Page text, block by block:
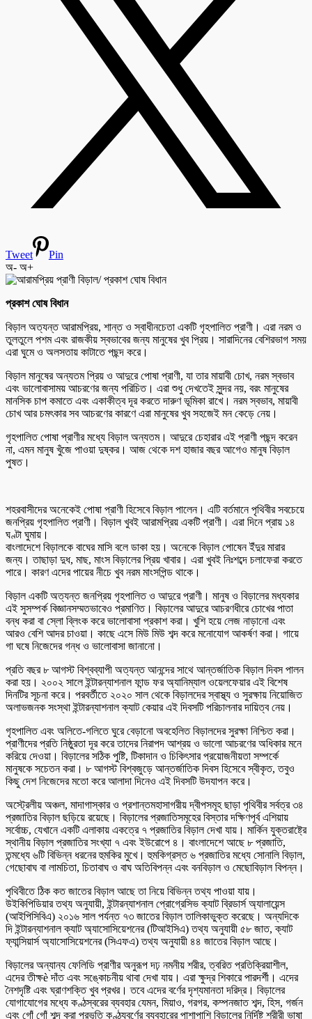
Tweet
Pin
অ- অ+
প্রকাশ ঘোষ বিধান
বিড়াল অত্যন্ত আরামপ্রিয়, শান্ত ও স্বাধীনচেতা একটি গৃহপালিত প্রাণী। এরা নরম ও
তুলতুলে পশম এবং রাজকীয় স্বভাবের জন্য মানুষের খুব প্রিয়। সারাদিনের বেশিরভাগ সময়
এরা ঘুমে ও অলসতায় কাটাতে পছন্দ করে।
বিড়াল মানুষের অন্যতম প্রিয় ও আদুরে পোষা প্রাণী, যা তার মায়াবী চোখ, নরম স্বভাব
এবং ভালোবাসাময় আচরণের জন্য পরিচিত। এরা শুধু দেখতেই সুন্দর নয়, বরং মানুষের
মানসিক চাপ কমাতে এবং একাকীত্ব দূর করতে দারুণ ভূমিকা রাখে। নরম স্বভাব, মায়াবী
চোখ আর চমৎকার সব আচরণের কারণে এরা মানুষের খুব সহজেই মন কেড়ে নেয়।
গৃহপালিত পোষা প্রাণীর মধ্যে বিড়াল অন্যতম। আদুরে চেহারার এই প্রাণী পছন্দ করেন
না, এমন মানুষ খুঁজে পাওয়া দুষ্কর। আজ থেকে দশ হাজার বছর আগেও মানুষ বিড়াল
পুষত।
শহরবাসীদের অনেকেই পোষা প্রাণী হিসেবে বিড়াল পালেন। এটি বর্তমানে পৃথিবীর সবচেয়ে
জনপ্রিয় গৃহপালিত প্রাণী। বিড়াল খুবই আরামপ্রিয় একটি প্রাণী। এরা দিনে প্রায় ১৪
ঘণ্টা ঘুমায়।
বাংলাদেশে বিড়ালকে বাঘের মাসি বলে ডাকা হয়। অনেকে বিড়াল পোষেন ইঁদুর মারার
জন্য। তাছাড়া দুধ, মাছ, মাংস বিড়ালের প্রিয় খাবার। এরা খুবই নিঃশব্দে চলাফেরা করতে
পারে। কারণ এদের পায়ের নীচে খুব নরম মাংসপিন্ড থাকে।
বিড়াল একটি অত্যন্ত জনপ্রিয় গৃহপালিত ও আদুরে প্রাণী। মানুষ ও বিড়ালের মধ্যকার
এই সুসম্পর্ক বিজ্ঞানসম্মতভাবেও প্রমাণিত। বিড়ালের আদুরে আচরণধীরে চোখের পাতা
বন্ধ করা বা স্লো ব্লিংক করে ভালোবাসা প্রকাশ করা। খুশি হয়ে লেজ নাড়ানো এবং
আরও বেশি আদর চাওয়া। কাছে এসে মিউ মিউ শব্দ করে মনোযোগ আকর্ষণ করা। গায়ে
গা ঘষে নিজেদের গন্ধ ও ভালোবাসা জানানো।
প্রতি বছর ৮ আগস্ট বিশ্বব্যাপী অত্যন্ত আনন্দের সাথে আন্তর্জাতিক বিড়াল দিবস পালন
করা হয়। ২০০২ সালে ইন্টারন্যাশনাল ফান্ড ফর অ্যানিম্যাল ওয়েলফেয়ার এই বিশেষ
দিনটির সূচনা করে। পরবর্তীতে ২০২০ সাল থেকে বিড়ালদের স্বাস্থ্য ও সুরক্ষায় নিয়োজিত
অলাভজনক সংস্থা ইন্টারন্যাশনাল ক্যাট কেয়ার এই দিবসটি পরিচালনার দায়িত্ব নেয়।
গৃহপালিত এবং অলিতে-গলিতে ঘুরে বেড়ানো অবহেলিত বিড়ালদের সুরক্ষা নিশ্চিত করা।
প্রাণীদের প্রতি নিষ্ঠুরতা দূর করে তাদের নিরাপদ আশ্রয় ও ভালো আচরণের অধিকার মনে
করিয়ে দেওয়া। বিড়ালের সঠিক পুষ্টি, টিকাদান ও চিকিৎসার প্রয়োজনীয়তা সম্পর্কে
মানুষকে সচেতন করা। ৮ আগস্ট বিশ্বজুড়ে আন্তর্জাতিক দিবস হিসেবে স্বীকৃত, তবুও
কিছু দেশ নিজেদের মতো করে আলাদা দিনেও এই দিবসটি উদযাপন করে।
অস্ট্রেলীয় অঞ্চল, মাদাগাস্কার ও প্রশান্তমহাসাগরীয় দ্বীপসমূহ ছাড়া পৃথিবীর সর্বত্র ৩৪
প্রজাতির বিড়াল ছড়িয়ে রয়েছে। বিড়ালের প্রজাতিসমূহের বিস্তার দক্ষিণপূর্ব এশিয়ায়
সর্বোচ্চ, যেখানে একটি এলাকায় একত্রে ৭ প্রজাতির বিড়াল দেখা যায়। মার্কিন যুক্তরাষ্ট্রে
স্থানীয় বিড়াল প্রজাতির সংখ্যা ৭ এবং ইউরোপে ৪। বাংলাদেশে আছে ৮ প্রজাতি,
তন্মধ্যে ৬টি বিভিন্ন ধরনের হুমকির মুখে। হুমকিগ্রস্ত ৬ প্রজাতির মধ্যে সোনালি বিড়াল,
গেছোবাঘ বা লামচিতা, চিতাবাঘ ও বাঘ অতিবিপন্ন এবং বনবিড়াল ও মেছোবিড়াল বিপন্ন।
পৃথিবীতে ঠিক কত জাতের বিড়াল আছে তা নিয়ে বিভিন্ন তথ্য পাওয়া যায়।
উইকিপিডিয়ার তথ্য অনুযায়ী, ইন্টারন্যাশনাল প্রোগ্রেসিভ ক্যাট ব্রিডার্স অ্যালায়েন্স
(আইপিসিবিএ) ২০১৬ সাল পর্যন্ত ৭৩ জাতের বিড়াল তালিকাভুক্ত করেছে। অন্যদিকে
দি ইন্টারন্যাশনাল ক্যাট অ্যাসোসিয়েশনের (টিআইসিএ) তথ্য অনুযায়ী ৫৮ জাত, ক্যাট
ফ্যান্সিয়ার্স অ্যাসোসিয়েশনের (সিএফএ) তথ্য অনুযায়ী ৪৪ জাতের বিড়াল আছে।
বিড়ালের অন্যান্য ফেলিডি প্রাণীর অনুরূপ দঢ় নমনীয় শরীর, ত্বরিত প্রতিক্রিয়াশীল,
এদের তীক্ষè দাঁত এবং সঙ্কোচনীয় থাবা দেখা যায়। এরা ক্ষুদ্র শিকারে পারদর্শী। এদের
নৈশদৃষ্টি এবং ঘ্রাণশক্তি খুব প্রখর। তবে এদের বর্ণের দৃশ্যমানতা দরিদ্র। বিড়ালের
যোগাযোগের মধ্যে কণ্ঠস্বরের ব্যবহার যেমন, মিয়াও, গরগর, কম্পনজাত শব্দ, হিস, গর্জন
এবং গোঁ গোঁ শব্দ করা প্রভৃতি কণ্ঠ্যবর্ণের ব্যবহারের পাশাপাশি বিড়ালের নির্দিষ্ট শরীরী ভাষা